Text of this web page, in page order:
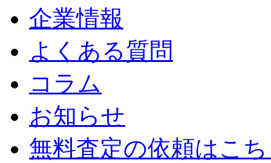
企業情報
よくある質問
コラム
お知らせ
無料査定の依頼はこ